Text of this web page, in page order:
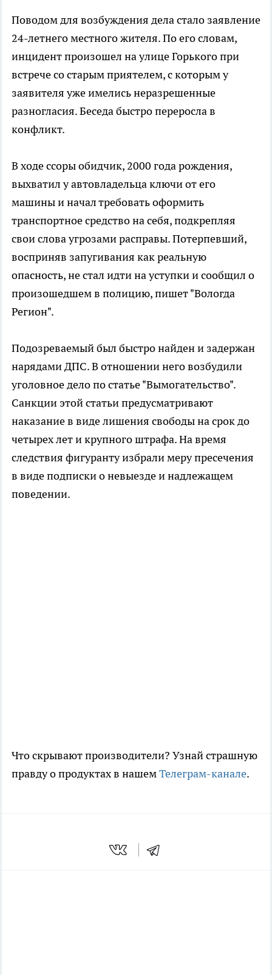
Поводом для возбуждения дела стало заявление
24-летнего местного жителя. По его словам,
инцидент произошел на улице Горького при
встрече со старым приятелем, с которым у
заявителя уже имелись неразрешенные
разногласия. Беседа быстро переросла в
конфликт.
В ходе ссоры обидчик, 2000 года рождения,
выхватил у автовладельца ключи от его
машины и начал требовать оформить
транспортное средство на себя, подкрепляя
свои слова угрозами расправы. Потерпевший,
восприняв запугивания как реальную
опасность, не стал идти на уступки и сообщил о
произошедшем в полицию, пишет "Вологда
Регион".
Подозреваемый был быстро найден и задержан
нарядами ДПС. В отношении него возбудили
уголовное дело по статье "Вымогательство".
Санкции этой статьи предусматривают
наказание в виде лишения свободы на срок до
четырех лет и крупного штрафа. На время
следствия фигуранту избрали меру пресечения
в виде подписки о невыезде и надлежащем
поведении.
Что скрывают производители? Узнай страшную
правду о продуктах в нашемТелеграм-канале.